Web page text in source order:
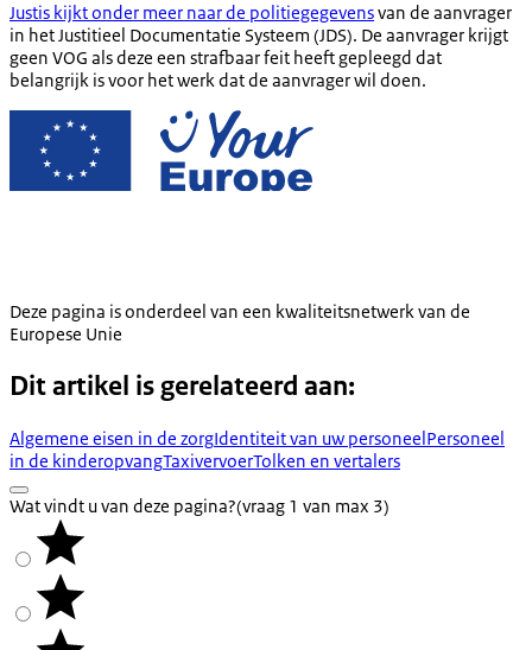
Justis kijkt onder meer naar de politiegegevensvan de aanvrager
in het Justitieel Documentatie Systeem (JDS). De aanvrager krijgt
geen VOG als deze een strafbaar feit heeft gepleegd dat
belangrijk is voor het werk dat de aanvrager wil doen.
Deze pagina is onderdeel van een kwaliteitsnetwerk van de
Europese Unie
Dit artikel is gerelateerd aan:
Algemene eisen in de zorgIdentiteit van uw personeelPersoneel
in de kinderopvangTaxivervoerTolken en vertalers
Wat vindt u van deze pagina?(vraag 1 van max 3)